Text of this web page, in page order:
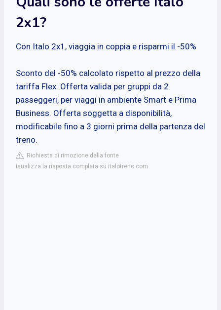
2x1?
Con Italo 2x1, viaggia in coppia e risparmi il -50%
Sconto del -50% calcolato rispetto al prezzo della
tariffa Flex. Offerta valida per gruppi da 2
passeggeri, per viaggi in ambiente Smart e Prima
Business. Offerta soggetta a disponibilità,
modificabile fino a 3 giorni prima della partenza del
treno.
Richiesta di rimozione della fonte
isualizza la risposta completa su italotreno.com